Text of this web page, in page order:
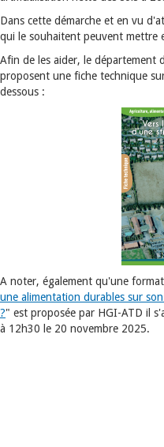
Dans cette démarche et en vu
qui le souhaitent peuvent mettre
Afin de les aider, le département
proposent une fiche technique
dessous :
A noter, également qu'une
une alimentation durables sur
?" est proposée par HGI-ATD il
à 12h30 le 20 novembre 2025.